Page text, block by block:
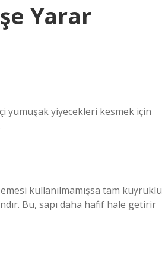
Yarar
yumuşak yiyecekleri kesmek için
kullanılmamışsa tam kuyruklu
Bu, sapı daha hafif hale getirir